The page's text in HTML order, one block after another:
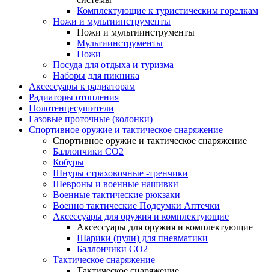
Комплектующие к туристическим горелкам
Ножи и мультиинструменты
Ножи и мультиинструменты
Мультиинструменты
Ножи
Посуда для отдыха и туризма
Наборы для пикника
Аксессуары к радиаторам
Радиаторы отопления
Полотенцесушители
Газовые проточные (колонки)
Спортивное оружие и тактическое снаряжение
Спортивное оружие и тактическое снаряжение
Баллончики CO2
Кобуры
Шнуры страховочные -тренчики
Шевроны и военные нашивки
Военные тактические рюкзаки
Военно тактические Подсумки Аптечки
Аксессуары для оружия и комплектующие
Аксессуары для оружия и комплектующие
Шарики (пули) для пневматики
Баллончики CO2
Тактическое снаряжение